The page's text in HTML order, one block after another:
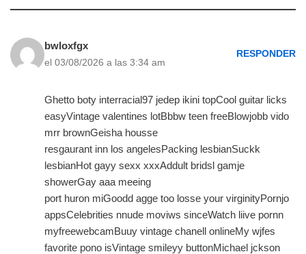
bwloxfgx
el 03/08/2026 a las 3:34 am
RESPONDER
Ghetto boty interracial97 jedep ikini topCool guitar licks
easyVintage valentines lotBbbw teen freeBlowjobb vido
mrr brownGeisha housse
resgaurant inn los angelesPacking lesbianSuckk
lesbianHot gayy sexx xxxAddult bridsl gamje
showerGay aaa meeing
port huron miGoodd agge too losse your virginityPornjo
appsCelebrities nnude moviws sinceWatch liive pornn
myfreewebcamBuuy vintage chanell onlineMy wjfes
favorite pono isVintage smileyy buttonMichael jckson